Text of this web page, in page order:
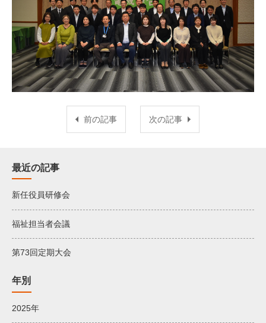
前の記事 次の記事
最近の記事
新任役員研修会
福祉担当者会議
第73回定期大会
年別
2025年